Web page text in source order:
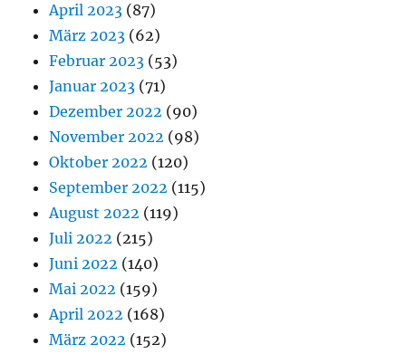
April 2023 (87)
März 2023 (62)
Februar 2023 (53)
Januar 2023 (71)
Dezember 2022 (90)
November 2022 (98)
Oktober 2022 (120)
September 2022 (115)
August 2022 (119)
Juli 2022 (215)
Juni 2022 (140)
Mai 2022 (159)
April 2022 (168)
März 2022 (152)